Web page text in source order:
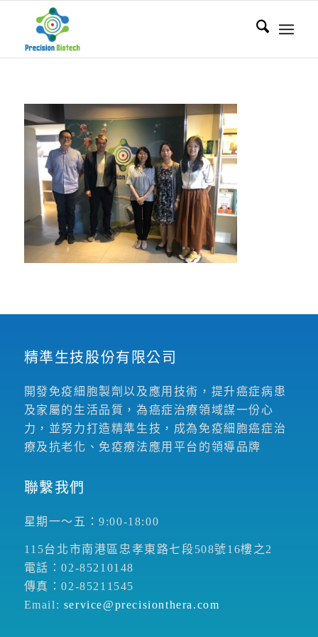
精準生技股份有限公司
開發免疫細胞製劑以及應用技術，提升癌症病患
及家屬的生活品質，為癌症治療領域謀一份心
力，並努力打造精準生技，成為免疫細胞癌症治
療及抗老化、免疫療法應用平台的領導品牌
聯繫我們
星期一～五：9:00-18:00
115台北市南港區忠孝東路七段508號16樓之2
電話：02-85210148
傳真：02-85211545
Email: service@precisionthera.com